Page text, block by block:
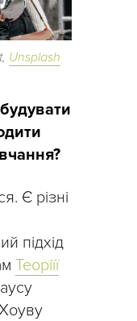
Unsplash
Є різні
підхід
Теоріїї